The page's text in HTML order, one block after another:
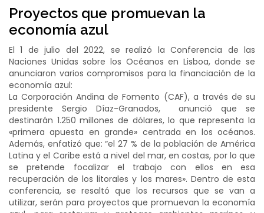
Proyectos que promuevan la
economía azul
El 1 de julio del 2022, se realizó la Conferencia de las
Naciones Unidas sobre los Océanos en Lisboa, donde se
anunciaron varios compromisos para la financiación de la
economía azul:
La Corporación Andina de Fomento (CAF), a través de su
presidente Sergio Díaz-Granados, anunció que se
destinarán 1.250 millones de dólares, lo que representa la
«primera apuesta en grande» centrada en los océanos.
Además, enfatizó que: “el 27 % de la población de América
Latina y el Caribe está a nivel del mar, en costas, por lo que
se pretende focalizar el trabajo con ellos en esa
recuperación de los litorales y los mares». Dentro de esta
conferencia, se resaltó que los recursos que se van a
utilizar, serán para proyectos que promuevan la economía